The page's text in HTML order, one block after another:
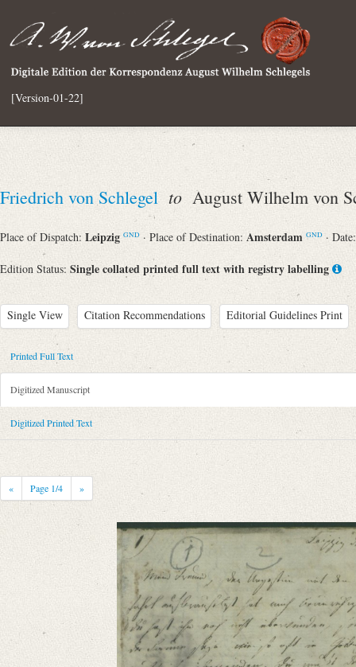
[Version-01-22]
Friedrich von Schlegel to August Wilhelm von
Place of Dispatch: Leipzig GND · Place of Destination: Amsterdam GND ·
Edition Status: Single collated printed full text with registry labelling
Single View Citation Recommendations Editorial Guidelines Print
Metadata Concerning Header
Sender: Friedrich von Schlegel
Recipient: August Wilhelm von Schlegel
Place of Dispatch: Leipzig
Place of Destination: Amsterdam
Notations: Empfangsort erschlossen.
Printed Text
Bibliography: Kritische Friedrich-Schlegel-Ausgabe. Bd. 23. Dritte
romantischen Schule (15. September 1788 ‒ 15. Juli 1797). Mit
Incipit: „[1] Leipzig, den 18ten May 91.
Mein Freund, der Ungestüm mit dem Du bey der Abfahrt
Manuscript
Provider: Dresden, Sächsische Landesbibliothek - Staats- und
OAI Id: DE-1a-34186
Printed Full Text
Digitized Manuscript
Digitized Printed Text
« Page 1/4 »